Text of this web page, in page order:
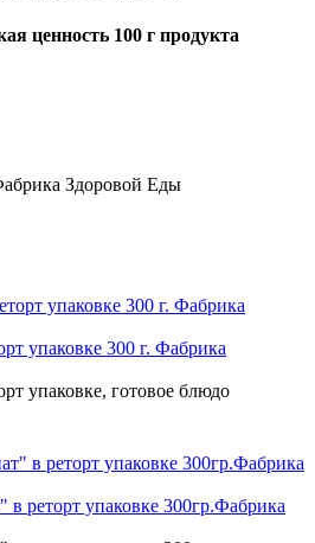
ценность 100 г продукта
Здоровой Еды
упаковке 300 г. Фабрика
упаковке, готовое блюдо
реторт упаковке 300гр.Фабрика